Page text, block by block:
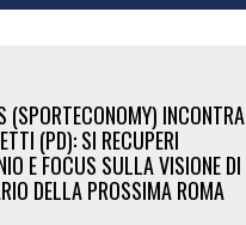
(SPORTECONOMY) INCONTRA
(PD): SI RECUPERI
E FOCUS SULLA VISIONE DI
DELLA PROSSIMA ROMA